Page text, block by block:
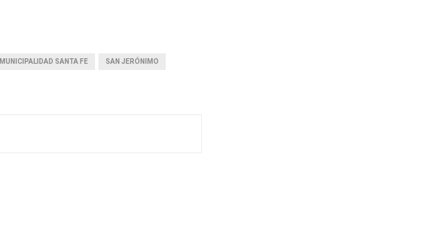
MUNICIPALIDAD SANTA FE SAN JERÓNIMO